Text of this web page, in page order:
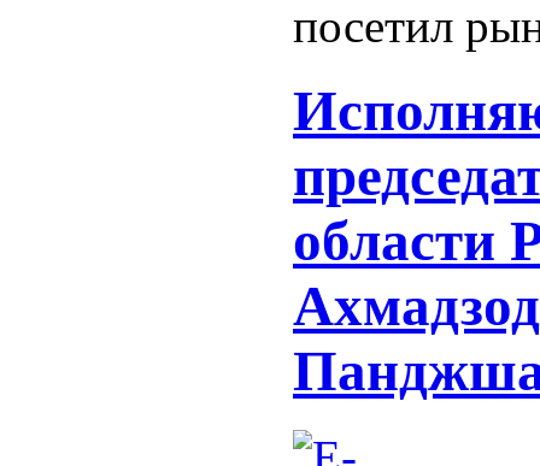
посетил
области